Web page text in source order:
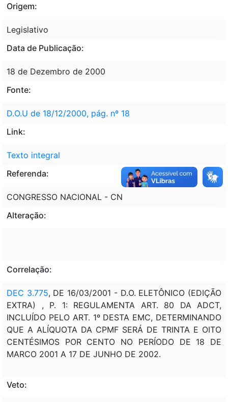
Origem:
Legislativo
Data de Publicação:
18 de Dezembro de 2000
Fonte:
D.O.U de 18/12/2000, pág. nº 18
Link:
Texto integral
Referenda:
CONGRESSO NACIONAL - CN
Alteração:
Correlação:
DEC 3.775, DE 16/03/2001 - D.O. ELETÔNICO (EDIÇÃO
EXTRA) , P. 1: REGULAMENTA ART. 80 DA ADCT,
INCLUÍDO PELO ART. 1º DESTA EMC, DETERMINANDO
QUE A ALÍQUOTA DA CPMF SERÁ DE TRINTA E OITO
CENTÉSIMOS POR CENTO NO PERÍODO DE 18 DE
MARCO 2001 A 17 DE JUNHO DE 2002.
Veto: